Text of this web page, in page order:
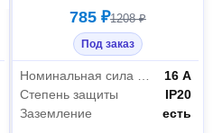
785 ₽1208 ₽
Под заказ
Номинальная сила тока
16 А
Степень защиты
IP20
Заземление
есть